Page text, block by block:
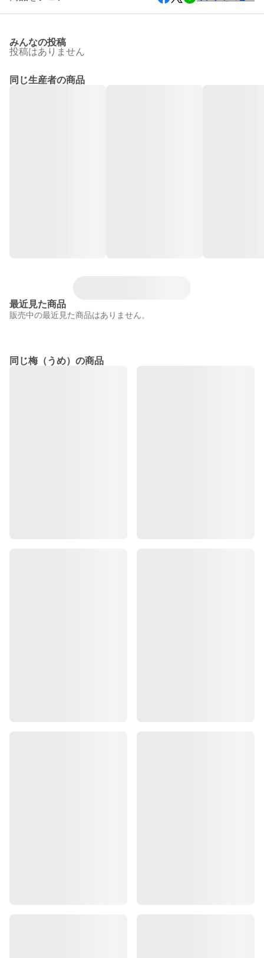
みんなの投稿
投稿はありません
同じ生産者の商品
最近見た商品
販売中の最近見た商品はありません。
同じ梅（うめ）の商品